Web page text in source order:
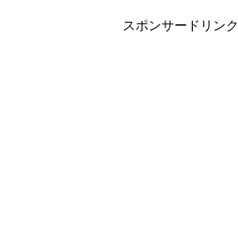
スポンサードリンク